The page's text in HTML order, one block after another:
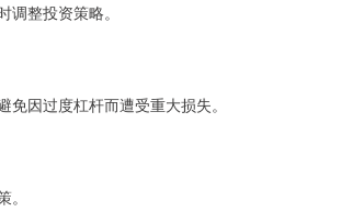
整投资策略。
因过度杠杆而遭受重大损失。